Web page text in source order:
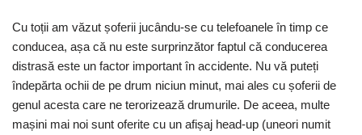
Cu toții am văzut șoferii jucându-se cu telefoanele în timp ce
conducea, așa că nu este surprinzător faptul că conducerea
distrasă este un factor important în accidente. Nu vă puteți
îndepărta ochii de pe drum niciun minut, mai ales cu șoferii de
genul acesta care ne terorizează drumurile. De aceea, multe
mașini mai noi sunt oferite cu un afișaj head-up (uneori numit